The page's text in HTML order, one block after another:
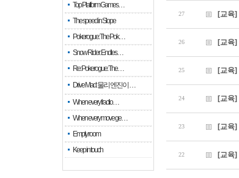
Top Platform Games…
The speed in Slope
Pokerogue: The Pok…
Snow Rider: Endles…
Re: Pokerogue: The…
Drive Mad: 물리 엔진이 …
When every fractio…
When every move ge…
Empty room
Keep in touch
27 [교육]
26 [교육]
25 [교육]
24 [교육]
23 [교육]
22 [교육]